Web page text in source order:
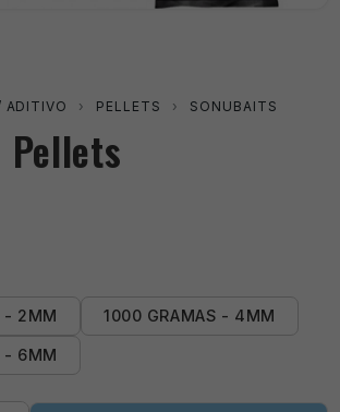
ADITIVO › PELLETS › SONUBAITS
Pellets
- 2MM 1000 GRAMAS - 4MM
- 6MM